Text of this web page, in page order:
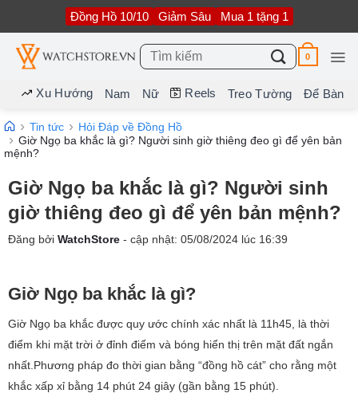
nội
dung
Đồng Hồ 10/10 Giảm Sâu Mua 1 tặng 1
Tìm
kiếm:
0
Xu Hướng Nam Nữ Reels Treo Tường Để Bàn
Tin tức
Hỏi Đáp về Đồng Hồ
Giờ Ngọ ba khắc là gì? Người sinh giờ thiêng đeo gì để yên bản
mệnh?
Giờ Ngọ ba khắc là gì? Người sinh
giờ thiêng đeo gì để yên bản mệnh?
Đăng bởi WatchStore - cập nhật: 05/08/2024 lúc 16:39
Giờ Ngọ ba khắc là gì?
Giờ Ngọ ba khắc được quy ước chính xác nhất là 11h45, là thời
điểm khi mặt trời ở đỉnh điểm và bóng hiển thị trên mặt đất ngắn
nhất.Phương pháp đo thời gian bằng “đồng hồ cát” cho rằng một
khắc xấp xỉ bằng 14 phút 24 giây (gần bằng 15 phút).